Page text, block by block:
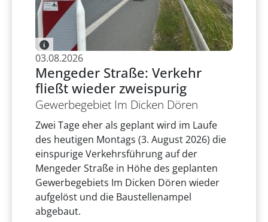
03.08.2026
Mengeder Straße: Verkehr
fließt wieder zweispurig
Gewerbegebiet Im Dicken Dören
Zwei Tage eher als geplant wird im Laufe
des heutigen Montags (3. August 2026) die
einspurige Verkehrsführung auf der
Mengeder Straße in Höhe des geplanten
Gewerbegebiets Im Dicken Dören wieder
aufgelöst und die Baustellenampel
abgebaut.